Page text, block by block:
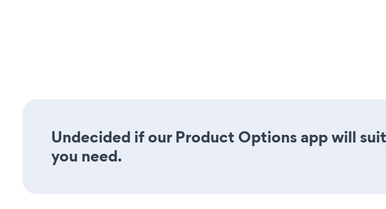
Undecided if our Product Options app will
you need.